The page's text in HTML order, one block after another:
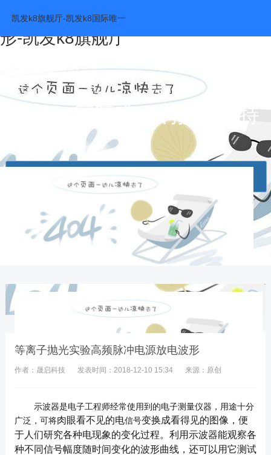
等离子抛光实验高频脉冲电源放电波
形-凯发k8旗舰厅
凯发k8旗舰厅-凯发k8国际唯一
凯发k8国际唯一的技术支持
等离子抛光实验高频脉冲电源放电波形
作者：晟启科技 发表时间：2018-12-10 15:34 来源：原创
示波器是电子工程师经常使用到的电子测量仪器，用途十分
广泛，可将肉眼看不见的电信号变换成看得见的图像，便
于人们研究各种电现象的变化过程。 利用 示波器能观察各
种不同信号幅度随时间变化的波形曲线，还可以用它测试